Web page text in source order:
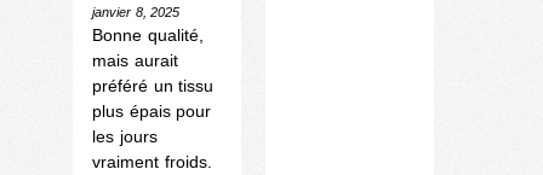
janvier 8, 2025
Bonne qualité,
mais aurait
préféré un tissu
plus épais pour
les jours
vraiment froids.